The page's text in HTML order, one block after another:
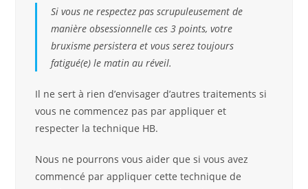
Si vous ne respectez pas scrupuleusement de
manière obsessionnelle ces 3 points, votre
bruxisme persistera et vous serez toujours
fatigué(e) le matin au réveil.
Il ne sert à rien d’envisager d’autres traitements si
vous ne commencez pas par appliquer et
respecter la technique HB.
Nous ne pourrons vous aider que si vous avez
commencé par appliquer cette technique de